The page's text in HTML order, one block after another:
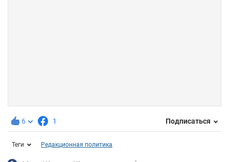
6 1 Подписаться
Теги Редакционная политика